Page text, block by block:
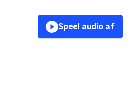
Speel audio af